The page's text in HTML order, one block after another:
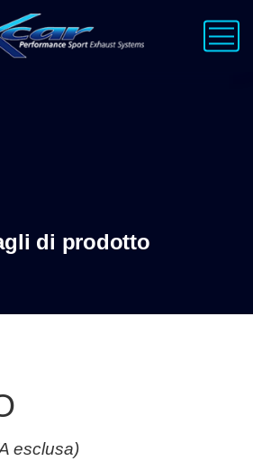
di prodotto
esclusa)